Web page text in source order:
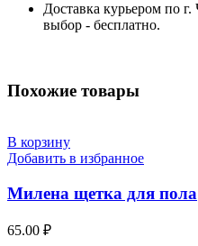
Доставка курьером по
выбор - бесплатно.
Похожие товары
В корзину
Добавить в избранное
Милена щетка для пола
65.00 ₽